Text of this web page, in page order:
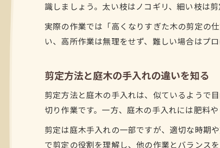
識しましょう。太い枝はノコギリ、細い枝は
実際の作業では「高くなりすぎた木の剪定の
い、高所作業は無理をせず、難しい場合はプ
剪定方法と庭木の手入れの違いを知る
剪定方法と庭木の手入れは、似ているようで
切り作業です。一方、庭木の手入れには肥料
剪定は庭木手入れの一部ですが、適切な時期